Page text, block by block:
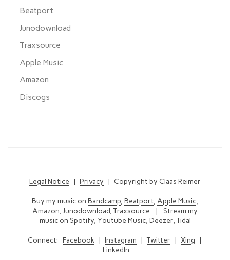
Beatport
Junodownload
Traxsource
Apple Music
Amazon
Discogs
Legal Notice | Privacy | Copyright by Claas Reimer
Buy my music on Bandcamp, Beatport, Apple Music,
Amazon, Junodownload, Traxsource | Stream my
music on Spotify, Youtube Music, Deezer, Tidal
Connect: Facebook | Instagram | Twitter | Xing |
LinkedIn